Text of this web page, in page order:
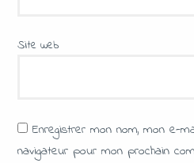
Site web
Enregistrer mon nom, mon e-
navigateur pour mon prochain